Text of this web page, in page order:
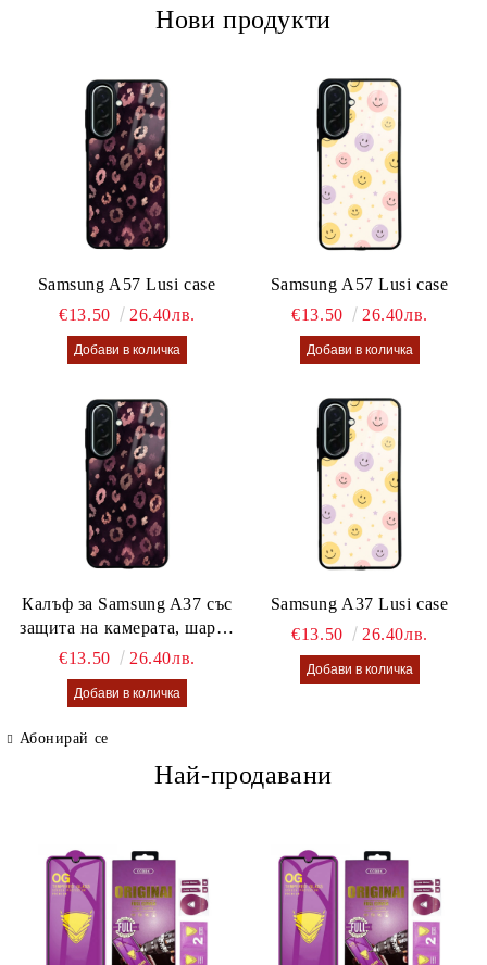
Нови продукти
Samsung A57 Lusi case
€13.50
26.40лв.
Samsung A57 Lusi case
€13.50
26.40лв.
Калъф за Samsung A37 със
защита на камерата, шарен
калъф Lusi case
€13.50 26.40лв.
Samsung A37 Lusi case
€13.50
26.40лв.
Абонирай се
Най-продавани